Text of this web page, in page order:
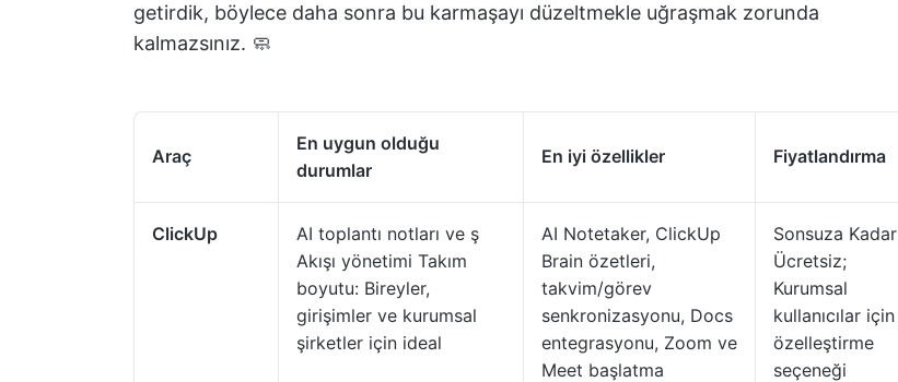
getirdik, böylece daha sonra bu karmaşayı düzeltmekle uğraşmak zorunda
kalmazsınız. 🧼
Araç
En uygun olduğu
durumlar
En iyi özellikler Fiyatlandırma
ClickUp
AI toplantı notları ve ş
Akışı yönetimi Takım
boyutu: Bireyler,
girişimler ve kurumsal
şirketler için ideal
AI Notetaker, ClickUp
Brain özetleri,
takvim/görev
senkronizasyonu, Docs
entegrasyonu, Zoom ve
Meet başlatma
Sonsuza Kadar
Ücretsiz;
Kurumsal
kullanıcılar için
özelleştirme
seçeneği